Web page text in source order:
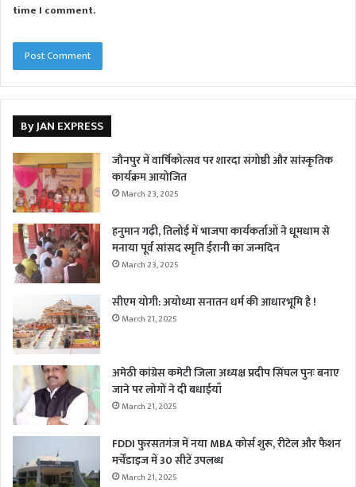
time I comment.
By JAN EXPRESS
जौनपुर में वार्षिकोत्सव पर शारदा संगोष्ठी और सांस्कृतिक
कार्यक्रम आयोजित
March 23, 2025
हनुमान गढ़ी, तिलोई में भाजपा कार्यकर्ताओं ने धूमधाम से
मनाया पूर्व सांसद स्मृति ईरानी का जन्मदिन
March 23, 2025
सीएम योगी: अयोध्या सनातन धर्म की आधारभूमि है !
March 21, 2025
अमेठी कांग्रेस कमेटी जिला अध्यक्ष प्रदीप सिंघल पुनः बनाए
जाने पर लोगों ने दी बधाईयाँ
March 21, 2025
FDDI फुरसतगंज में नया MBA कोर्स शुरू, रीटेल और फैशन
मर्चेंडाइज में 30 सीटें उपलब्ध
March 21, 2025